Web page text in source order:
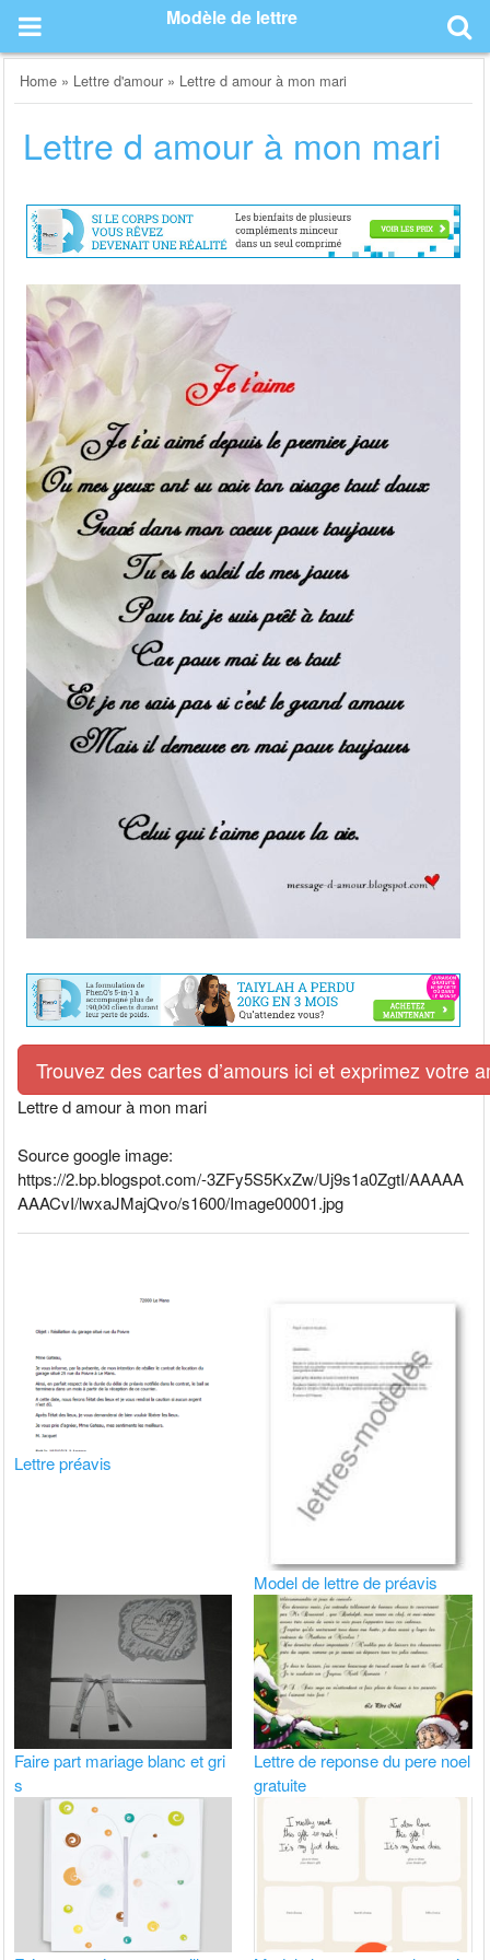
content
Modèle de lettre
Home » Lettre d'amour » Lettre d amour à mon mari
Lettre d amour à mon mari
Trouvez des cartes d’amours ici et exprimez votre
Lettre d amour à mon mari
Source google image:
https://2.bp.blogspot.com/-3ZFy5S5KxZw/Uj9s1a0ZgtI/AAAAA
AAACvI/lwxaJMajQvo/s1600/Image00001.jpg
Lettre préavis
Model de lettre de préavis
Faire part mariage blanc et gri
s
Lettre de reponse du pere noel
gratuite